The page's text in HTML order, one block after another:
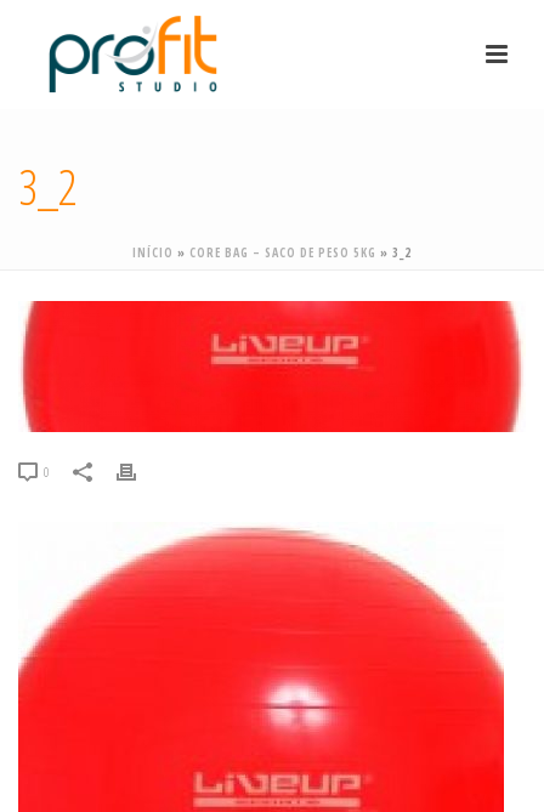
3_2
INÍCIO » CORE BAG – SACO DE PESO 5KG » 3_2
0